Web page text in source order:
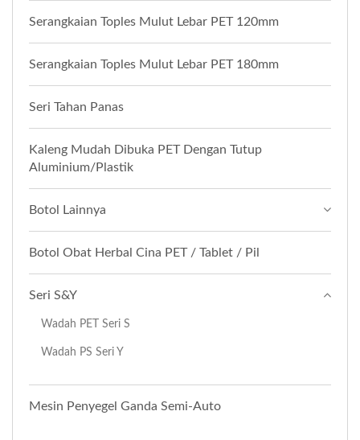
Serangkaian Toples Mulut Lebar PET 120mm
Serangkaian Toples Mulut Lebar PET 180mm
Seri Tahan Panas
Kaleng Mudah Dibuka PET Dengan Tutup
Aluminium/Plastik
Botol Lainnya
Botol Obat Herbal Cina PET / Tablet / Pil
Seri S&Y
Wadah PET Seri S
Wadah PS Seri Y
Mesin Penyegel Ganda Semi-Auto